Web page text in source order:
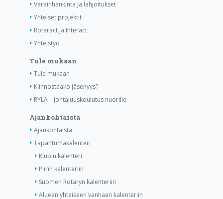
Varainhankinta ja lahjoitukset
Yhteiset projektit
Rotaract ja Interact
Yhteistyö
Tule mukaan
Tule mukaan
Kiinnostaako jäsenyys?
RYLA – Johtajuuskoulutus nuorille
Ajankohtaista
Ajankohtaista
Tapahtumakalenteri
Klubin kalenteri
Piirin kalenteriin
Suomen Rotaryn kalenteriin
Alueen yhteiseen vanhaan kalenteriin